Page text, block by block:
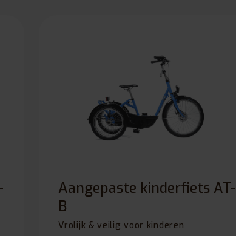
Aangepaste kinderfiets AT-
B
Vrolijk & veilig voor kinderen